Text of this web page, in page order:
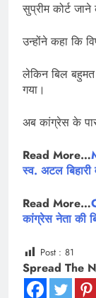
सुप्रीम कोर्ट
उन्होंने कहा कि
लेकिन बिल
गया।
अब कांग्रेस के
Read More…
स्व. अटल
Read More…
कांग्रेस नेता की
Post : 81
Spread The